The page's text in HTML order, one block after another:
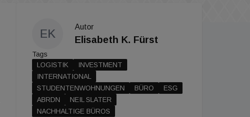
EK
Autor
Elisabeth K. Fürst
Tags
LOGISTIK
INVESTMENT
INTERNATIONAL
STUDENTENWOHNUNGEN
BÜRO
ESG
ABRDN
NEIL SLATER
NACHHALTIGE BÜROS